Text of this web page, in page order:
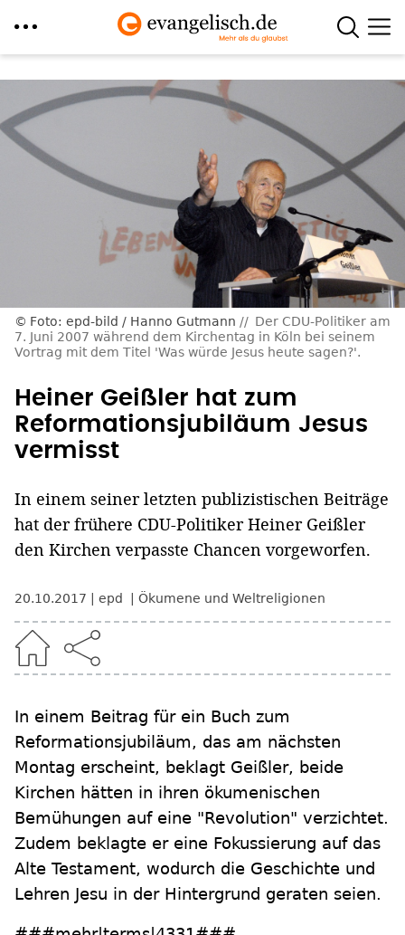
Inhalt
Foto: epd-bild / Hanno Gutmann
Der CDU-Politiker am
7. Juni 2007 während dem Kirchentag in Köln bei seinem
Vortrag mit dem Titel 'Was würde Jesus heute sagen?'.
Heiner Geißler hat zum
Reformationsjubiläum Jesus
vermisst
In einem seiner letzten publizistischen Beiträge
hat der frühere CDU-Politiker Heiner Geißler
den Kirchen verpasste Chancen vorgeworfen.
20.10.2017 epd Ökumene und Weltreligionen
In einem Beitrag für ein Buch zum
Reformationsjubiläum, das am nächsten
Montag erscheint, beklagt Geißler, beide
Kirchen hätten in ihren ökumenischen
Bemühungen auf eine "Revolution" verzichtet.
Zudem beklagte er eine Fokussierung auf das
Alte Testament, wodurch die Geschichte und
Lehren Jesu in der Hintergrund geraten seien.